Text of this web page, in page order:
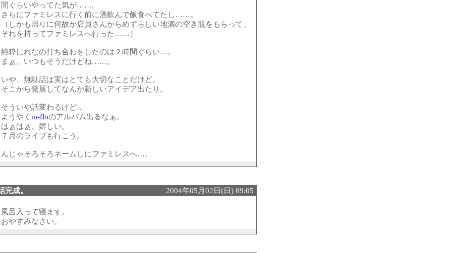
間ぐらいやってた気が……。
さらにファミレスに行く前に酒飲んで飯食べてたし……。
（しかも帰りに何故か店員さんからめずらしい地酒の空き瓶をもらって、
それを持ってファミレスへ行った……）
純粋にれなの打ち合わをしたのは２時間ぐらい…。
まぁ、いつもそうだけどね……。
いや、無駄話は実はとても大切なことだけど。
そこから発展してなんか新しいアイデア出たり。
そういや話変わるけど…
ようやく m-floのアルバム出るなぁ。
はぁはぁ、嬉しい。
７月のライブも行こう。
んじゃそろそろネームしにファミレスへ…。
完成。 2004年05月02日(日) 09:05
風呂入って寝ます。
おやすみなさい。